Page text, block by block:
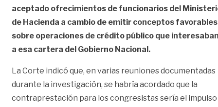
aceptado ofrecimientos de funcionarios del
de Hacienda a cambio de emitir conceptos favorables
sobre operaciones de crédito público que
a esa cartera del Gobierno Nacional.
La Corte indicó que, en varias reuniones documentadas
durante la investigación, se habría acordado que la
contraprestación para los congresistas sería el impulso